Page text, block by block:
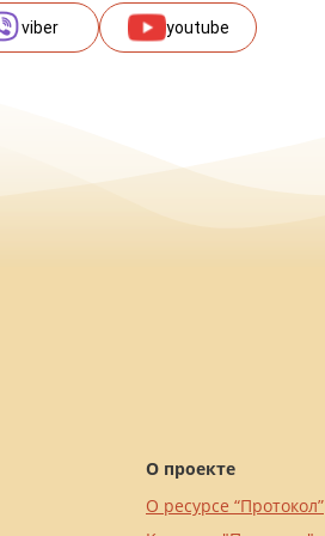
viber youtube
О проекте
О ресурсе “Протокол”